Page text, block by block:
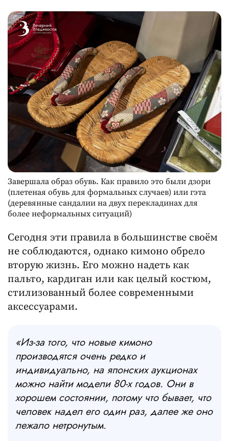
Завершала образ обувь. Как правило это были дзори
(плетеная обувь для формальных случаев) или гэта
(деревянные сандалии на двух перекладинах для
более неформальных ситуаций)
Сегодня эти правила в большинстве своём
не соблюдаются, однако кимоно обрело
вторую жизнь. Его можно надеть как
пальто, кардиган или как целый костюм,
стилизованный более современными
аксессуарами.
«Из-за того, что новые кимоно
производятся очень редко и
индивидуально, на японских аукционах
можно найти модели 80-х годов. Они в
хорошем состоянии, потому что бывает, что
человек надел его один раз, далее же оно
лежало нетронутым.